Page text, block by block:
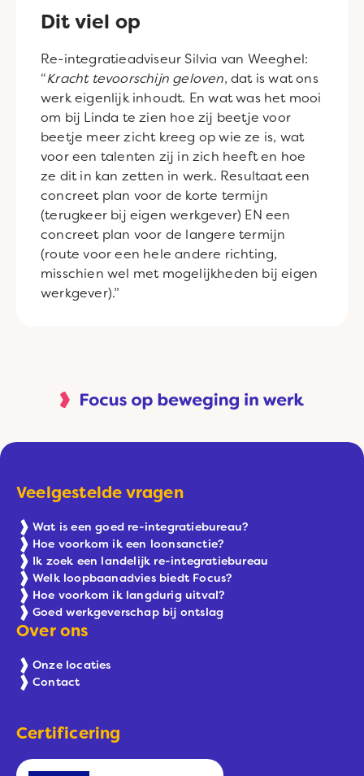
Dit viel op
Re-integratieadviseur Silvia van Weeghel:
“Kracht tevoorschijn geloven, dat is wat ons
werk eigenlijk inhoudt. En wat was het mooi
om bij Linda te zien hoe zij beetje voor
beetje meer zicht kreeg op wie ze is, wat
voor een talenten zij in zich heeft en hoe
ze dit in kan zetten in werk. Resultaat een
concreet plan voor de korte termijn
(terugkeer bij eigen werkgever) EN een
concreet plan voor de langere termijn
(route voor een hele andere richting,
misschien wel met mogelijkheden bij eigen
werkgever).”
Veelgestelde vragen
Wat is een goed re-integratiebureau?
Hoe voorkom ik een loonsanctie?
Ik zoek een landelijk re-integratiebureau
Welk loopbaanadvies biedt Focus?
Hoe voorkom ik langdurig uitval?
Goed werkgeverschap bij ontslag
Over ons
Onze locaties
Contact
Certificering